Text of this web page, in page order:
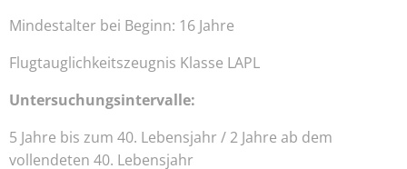
Mindestalter bei Beginn: 16 Jahre
Flugtauglichkeitszeugnis Klasse LAPL
Untersuchungsintervalle:
5 Jahre bis zum 40. Lebensjahr / 2 Jahre ab dem
vollendeten 40. Lebensjahr